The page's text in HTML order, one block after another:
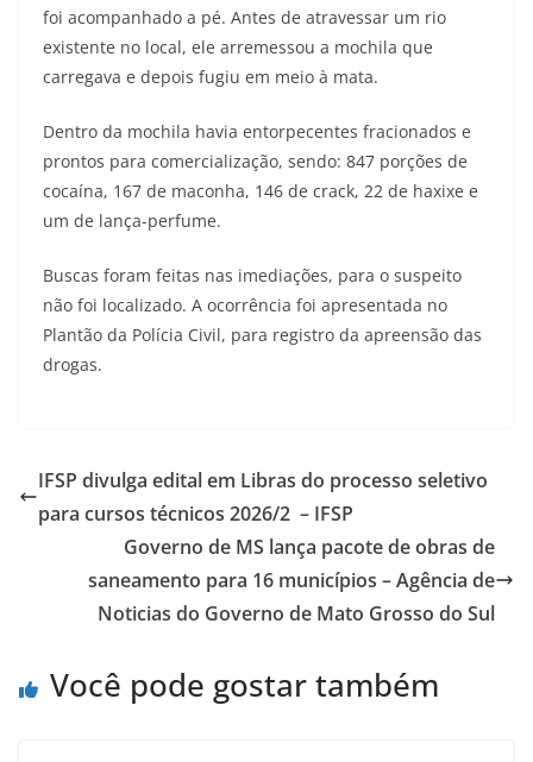
foi acompanhado a pé. Antes de atravessar um rio
existente no local, ele arremessou a mochila que
carregava e depois fugiu em meio à mata.
Dentro da mochila havia entorpecentes fracionados e
prontos para comercialização, sendo: 847 porções de
cocaína, 167 de maconha, 146 de crack, 22 de haxixe e
um de lança-perfume.
Buscas foram feitas nas imediações, para o suspeito
não foi localizado. A ocorrência foi apresentada no
Plantão da Polícia Civil, para registro da apreensão das
drogas.
IFSP divulga edital em Libras do processo seletivo
para cursos técnicos 2026/2 – IFSP
Governo de MS lança pacote de obras de
saneamento para 16 municípios – Agência de
Noticias do Governo de Mato Grosso do Sul
Você pode gostar também